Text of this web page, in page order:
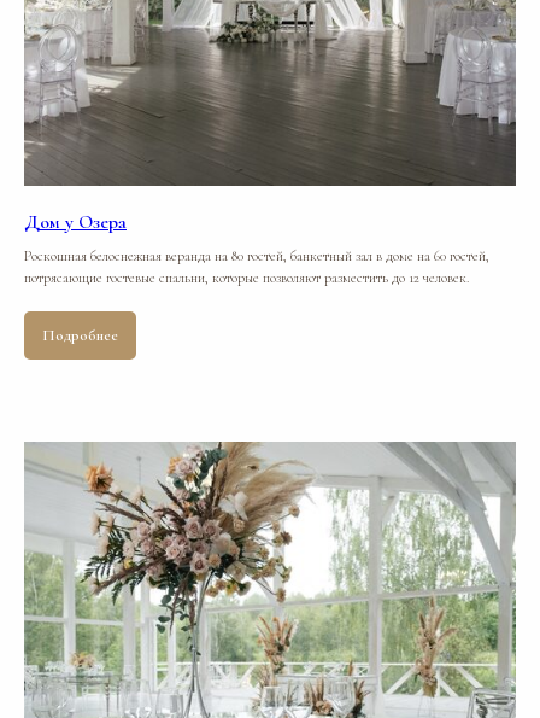
Дом у Озера
Роскошная белоснежная веранда на 80 гостей, банкетный зал в доме на 60 гостей,
потрясающие гостевые спальни, которые позволяют разместить до 12 человек.
Подробнее